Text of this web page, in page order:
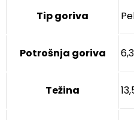
Tip goriva
Potrošnja goriva
Težina